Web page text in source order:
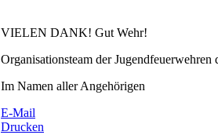
VIELEN DANK! Gut Wehr!
Organisationsteam der
Im Namen aller Angehörigen
E-Mail
Drucken